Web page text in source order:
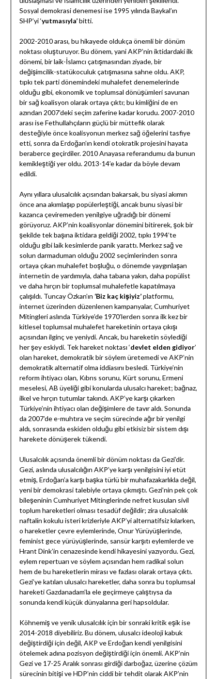
Sosyal demokrasi denemesi ise 1995 yılında Baykal’ın
SHP’yi ‘yutmasıyla’bitti.
2002-2010 arası, bu hikayede oldukça önemli bir dönüm
noktası oluşturuyor. Bu dönem, yani AKP’nin iktidardaki ilk
dönemi, bir laik-İslamcı çatışmasından ziyade, bir
değişimcilik-statükoculuk çatışmasına sahne oldu. AKP,
tıpkı tek parti dönemindeki muhalefet denemelerinde
olduğu gibi, ekonomik ve toplumsal dönüşümleri savunan
bir sağ koalisyon olarak ortaya çıktı; bu kimliğini de en
azından 2007’deki seçim zaferine kadar korudu. 2007-2010
arası ise Fethullahçıların güçlü bir müttefik olarak
desteğiyle önce koalisyonun merkez sağ öğelerini tasfiye
etti, sonra da Erdoğan’ın kendi otokratik projesini hayata
beraberce geçirdiler. 2010 Anayasa referandumu da bunun
kemikleştiği yer oldu. 2013-14’e kadar da böyle devam
edildi.
Aynı yıllara ulusalcılık açısından bakarsak, bu siyasi akımın
önce ana akımlaşıp popülerleştiği, ancak bunu siyasi bir
kazanca çeviremeden yenilgiye uğradığı bir dönemi
görüyoruz. AKP’nin koalisyonlar dönemini bitirerek, şok bir
şekilde tek başına iktidara geldiği 2002, tıpkı 1994’te
olduğu gibi laik kesimlerde panik yarattı. Merkez sağ ve
solun darmaduman olduğu 2002 seçimlerinden sonra
ortaya çıkan muhalefet boşluğu, o dönemde yaygınlaşan
internetin de yardımıyla, daha tabana yakın, daha popülist
ve daha hırçın bir toplumsal muhalefetle kapatılmaya
çalışıldı. Tuncay Özkan’ın ‘Biz kaç kişiyiz’platformu,
internet üzerinden düzenlenen kampanyalar, Cumhuriyet
Mitingleri aslında Türkiye’de 1970’lerden sonra ilk kez bir
kitlesel toplumsal muhalefet hareketinin ortaya çıkışı
açısından ilginç ve yeniydi. Ancak, bu hareketin söylediği
her şey eskiydi. Tek hareket noktası ‘devlet elden gidiyor’
olan hareket, demokratik bir söylem üretemedi ve AKP’nin
demokratik alternatif olma iddiasını besledi. Türkiye’nin
reform ihtiyacı olan, Kıbrıs sorunu, Kürt sorunu, Ermeni
meselesi, AB üyeliği gibi konularda ulusalcı hareket; bağnaz,
ilkel ve hırçın tutumlar takındı. AKP’ye karşı çıkarken
Türkiye’nin ihtiyacı olan değişimlere de tavır aldı. Sonunda
da 2007’de e-muhtıra ve seçim sürecinde ağır bir yenilgi
aldı, sonrasında eskiden olduğu gibi etkisiz bir sistem dışı
harekete dönüşerek tükendi.
Ulusalcılık açısında önemli bir dönüm noktası da Gezi’dir.
Gezi, aslında ulusalcılığın AKP’ye karşı yenilgisini iyi etüt
etmiş, Erdoğan’a karşı başka türlü bir muhafazakarlıkla değil,
yeni bir demokrasi talebiyle ortaya çıkmıştı. Gezi’nin pek çok
bileşeninin Cumhuriyet Mitinglerinde nefret kusulan sivil
toplum hareketleri olması tesadüf değildir; zira ulusalcılık
naftalin kokulu isteri krizleriyle AKP’yi alternatifsiz kılarken,
o hareketler çevre eylemlerinde, Onur Yürüyüşlerinde,
feminist gece yürüyüşlerinde, sansür karşıtı eylemlerde ve
Hrant Dink’in cenazesinde kendi hikayesini yazıyordu. Gezi,
eylem repertuarı ve söylem açısından hem radikal solun
hem de bu hareketlerin mirası ve fazlası olarak ortaya çıktı.
Gezi’ye katılan ulusalcı hareketler, daha sonra bu toplumsal
hareketi Gazdanadam’la ele geçirmeye çalıştıysa da
sonunda kendi küçük dünyalarına geri hapsoldular.
Köhnemiş ve yenik ulusalcılık için bir sonraki kritik eşik ise
2014-2018 diyebiliriz. Bu dönem, ulusalcı ideoloji kabuk
değiştirdiği için değil, AKP ve Erdoğan kendi yenilgisini
ötelemek adına pozisyon değiştirdiği için önemli. AKP’nin
Gezi ve 17-25 Aralık sonrası girdiği darboğaz, üzerine çözüm
sürecinin bitişi ve HDP’nin ciddi bir tehdit olarak AKP’nin